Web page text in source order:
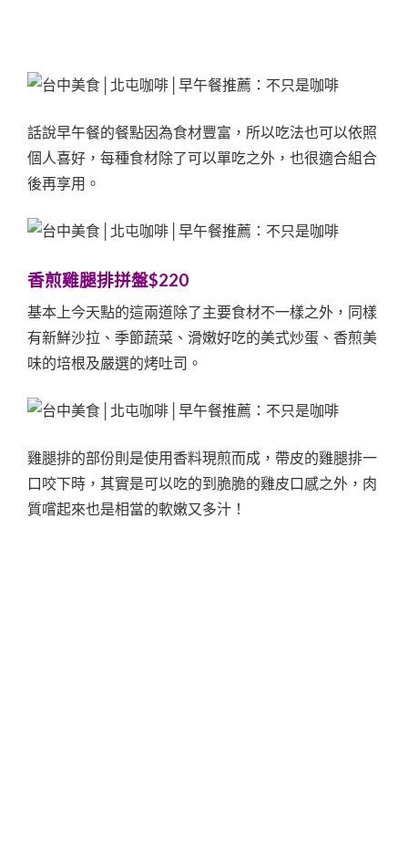
話說早午餐的餐點因為食材豐富，所以吃法也可以依照
個人喜好，每種食材除了可以單吃之外，也很適合組合
後再享用。
香煎雞腿排拼盤$220
基本上今天點的這兩道除了主要食材不一樣之外，同樣
有新鮮沙拉、季節蔬菜、滑嫩好吃的美式炒蛋、香煎美
味的培根及嚴選的烤吐司。
雞腿排的部份則是使用香料現煎而成，帶皮的雞腿排一
口咬下時，其實是可以吃的到脆脆的雞皮口感之外，肉
質嚐起來也是相當的軟嫩又多汁！